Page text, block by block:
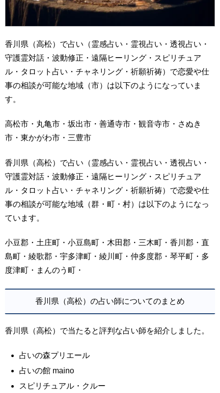
香川県（高松）で占い（霊感占い・霊視占い・透視占い・
守護霊対話・波動修正・遠隔ヒーリング・スピリチュア
ル・タロット占い・チャネリング・祈願祈祷）で恋愛や仕
事の相談が可能な地域（市）は以下のようになっていま
す。
高松市・丸亀市・坂出市・善通寺市・観音寺市・さぬき
市・東かがわ市・三豊市
香川県（高松）で占い（霊感占い・霊視占い・透視占い・
守護霊対話・波動修正・遠隔ヒーリング・スピリチュア
ル・タロット占い・チャネリング・祈願祈祷）で恋愛や仕
事の相談が可能な地域（群・町・村）は以下のようになっ
ています。
小豆郡・土庄町・小豆島町・木田郡・三木町・香川郡・直
島町・綾歌郡・宇多津町・綾川町・仲多度郡・琴平町・多
度津町・まんのう町・
香川県（高松）の占い師についてのまとめ
香川県（高松）で当たると評判な占い師を紹介しました。
占いの森プリエール
占いの館 maino
スピリチュアル・クルー